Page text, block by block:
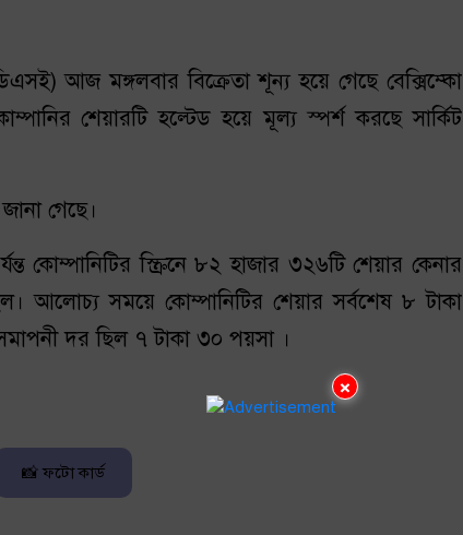
×
আজ মঙ্গলবার বিক্রেতা শূন্য হয়ে গেছে বেক্সিম্কো
শেয়ারটি হল্টেড হয়ে মূল্য স্পর্শ করছে সার্কিট
গেছে।
কোম্পানিটির স্ক্রিনে ৮২ হাজার ৩২৬টি শেয়ার কেনার
আলোচ্য সময়ে কোম্পানিটির শেয়ার সর্বশেষ ৮ টাকা
দর ছিল ৭ টাকা ৩০ পয়সা ।
📸 ফটো কার্ড